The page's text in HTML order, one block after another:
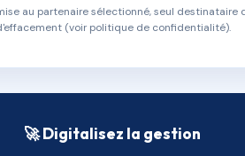
au partenaire sélectionné, seul
(voir politique de confidentialité).
🚀 Digitalisez la gestion